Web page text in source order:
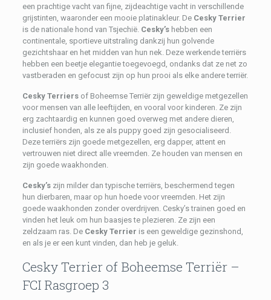
een prachtige vacht van fijne, zijdeachtige vacht in verschillende
grijstinten, waaronder een mooie platinakleur. De Cesky Terrier
is de nationale hond van Tsjechië. Cesky’shebben een
continentale, sportieve uitstraling dankzij hun golvende
gezichtshaar en het midden van hun nek. Deze werkende terriërs
hebben een beetje elegantie toegevoegd, ondanks dat ze net zo
vastberaden en gefocust zijn op hun prooi als elke andere terriër.
Cesky Terriersof Boheemse Terriër zijn geweldige metgezellen
voor mensen van alle leeftijden, en vooral voor kinderen. Ze zijn
erg zachtaardig en kunnen goed overweg met andere dieren,
inclusief honden, als ze als puppy goed zijn gesocialiseerd.
Deze terriërs zijn goede metgezellen, erg dapper, attent en
vertrouwen niet direct alle vreemden. Ze houden van mensen en
zijn goede waakhonden.
Cesky’szijn milder dan typische terriërs, beschermend tegen
hun dierbaren, maar op hun hoede voor vreemden. Het zijn
goede waakhonden zonder overdrijven. Cesky’s trainen goed en
vinden het leuk om hun baasjes te plezieren. Ze zijn een
zeldzaam ras. De Cesky Terrier is een geweldige gezinshond,
en als je er een kunt vinden, dan heb je geluk.
Cesky Terrier of Boheemse Terriër –
FCI Rasgroep 3